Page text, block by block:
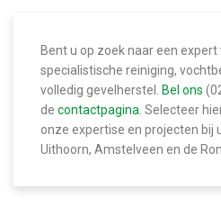
Bent u op zoek naar een expert
specialistische reiniging,
volledig gevelherstel. Bel ons
de contactpagina. Selecteer
onze expertise en projecten bij
Uithoorn, Amstelveen en de